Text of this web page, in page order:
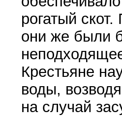
рогатый
они же были
Крестьяне
воды,
на случай